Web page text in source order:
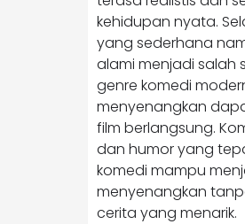
kehidupan nyata.
yang sederhana
alami menjadi salah
genre komedi
menyenangkan
film berlangsung.
dan humor yang
komedi mampu
menyenangkan
cerita yang menarik.